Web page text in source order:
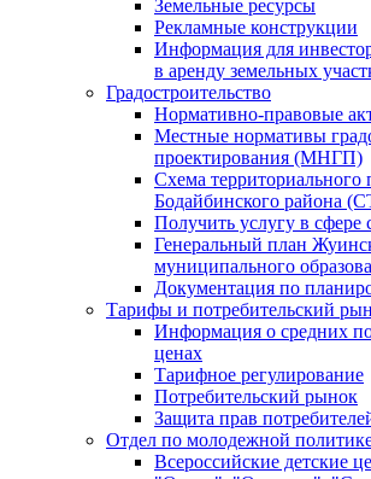
Земельные ресурсы
Рекламные конструкции
Информация для
в аренду земельных
Градостроительство
Нормативно-правовые
Местные нормативы
проектирования (МНГП)
Схема территориального
Бодайбинского района
Получить услугу в сфере
Генеральный план
муниципального
Документация по
Тарифы и потребительский
Информация о средних
ценах
Тарифное регулирование
Потребительский рынок
Защита прав
Отдел по молодежной
Всероссийские детские